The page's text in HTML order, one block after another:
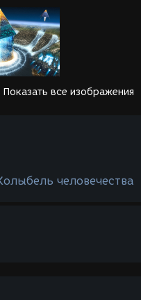
Показать все изображения
человечества